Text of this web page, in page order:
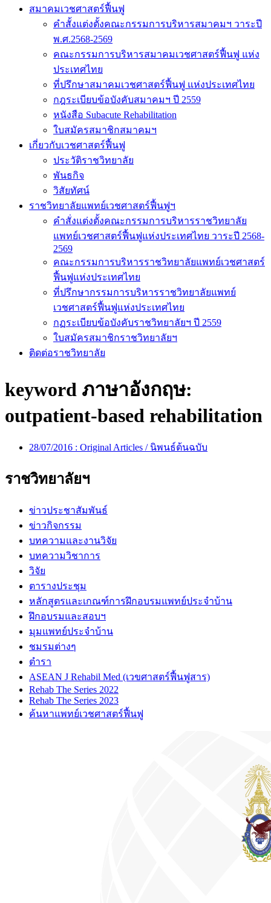
สมาคมเวชศาสตร์ฟื้นฟู
คำสั้งแต่งตั้งคณะกรรมการบริหารสมาคมฯ วาระปี
พ.ศ.2568-2569
คณะกรรมการบริหารสมาคมเวชศาสตร์ฟื้นฟู แห่ง
ประเทศไทย
ที่ปรึกษาสมาคมเวชศาสตร์ฟื้นฟู แห่งประเทศไทย
กฎระเบียบข้อบังคับสมาคมฯ ปี 2559
หนังสือ Subacute Rehabilitation
ใบสมัครสมาชิกสมาคมฯ
เกี่ยวกับเวชศาสตร์ฟื้นฟู
ประวัติราชวิทยาลัย
พันธกิจ
วิสัยทัศน์
ราชวิทยาลัยแพทย์เวชศาสตร์ฟื้นฟูฯ
คำสั่งแต่งตั้งคณะกรรมการบริหารราชวิทยาลัย
แพทย์เวชศาสตร์ฟื้นฟูแห่งประเทศไทย วาระปี 2568-
2569
คณะกรรมการบริหารราชวิทยาลัยแพทย์เวชศาสตร์
ฟื้นฟูแห่งประเทศไทย
ที่ปรึกษากรรมการบริหารราชวิทยาลัยแพทย์
เวชศาสตร์ฟื้นฟูแห่งประเทศไทย
กฏระเบียบข้อบังคับราชวิทยาลัยฯ ปี 2559
ใบสมัครสมาชิกราชวิทยาลัยฯ
ติดต่อราชวิทยาลัย
keyword ภาษาอังกฤษ:
outpatient-based rehabilitation
28/07/2016 : Original Articles / นิพนธ์ต้นฉบับ
ราชวิทยาลัยฯ
ข่าวประชาสัมพันธ์
ข่าวกิจกรรม
บทความและงานวิจัย
บทความวิชาการ
วิจัย
ตารางประชุม
หลักสูตรและเกณฑ์การฝึกอบรมแพทย์ประจำบ้าน
ฝึกอบรมและสอบฯ
มุมแพทย์ประจำบ้าน
ชมรมต่างๆ
ตำรา
ASEAN J Rehabil Med (เวขศาสตร์ฟื้นฟูสาร)
Rehab The Series 2022
Rehab The Series 2023
ค้นหาแพทย์เวชศาสตร์ฟื้นฟู